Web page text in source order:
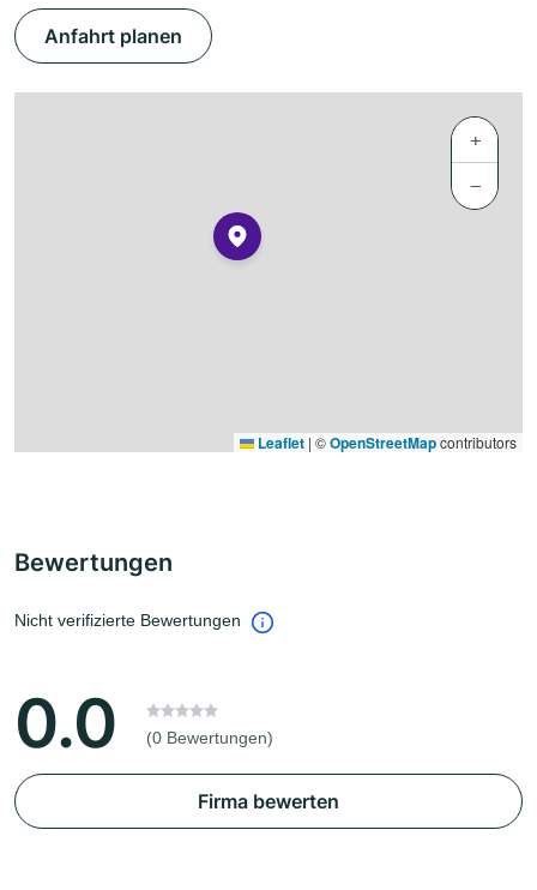
Anfahrt planen
+
−
Leaflet | ©OpenStreetMapcontributors
Bewertungen
Nicht verifizierte Bewertungen
0.0 (0 Bewertungen)
Firma bewerten